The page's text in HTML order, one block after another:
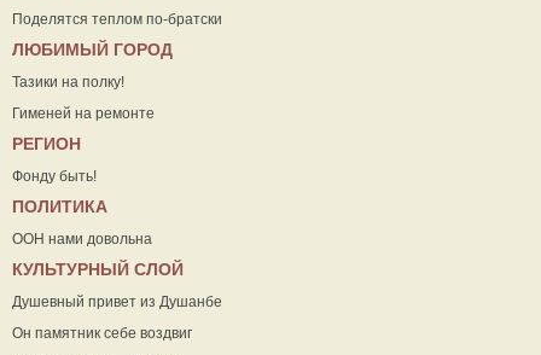
Поделятся теплом по-братски
ЛЮБИМЫЙ ГОРОД
Тазики на полку!
Гименей на ремонте
РЕГИОН
Фонду быть!
ПОЛИТИКА
ООН нами довольна
КУЛЬТУРНЫЙ СЛОЙ
Душевный привет из Душанбе
Он памятник себе воздвиг